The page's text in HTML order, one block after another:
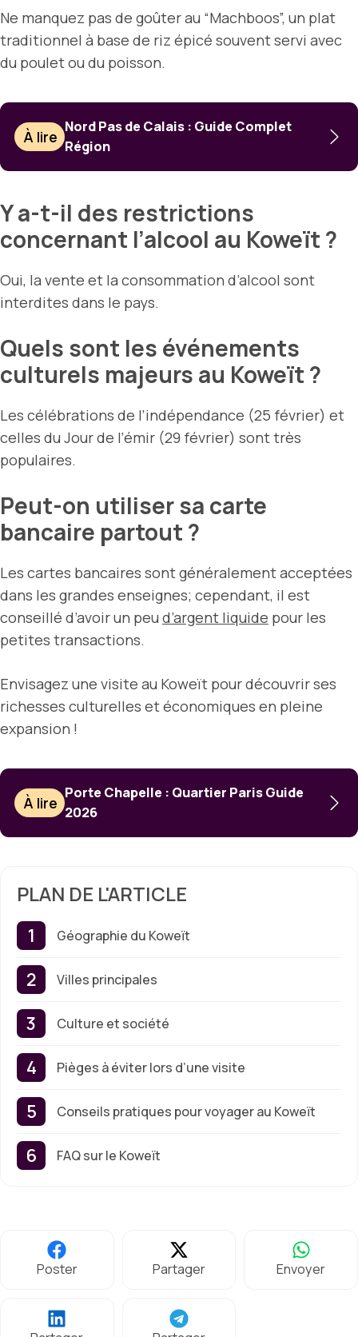
Ne manquez pas de goûter au “Machboos”, un plat
traditionnel à base de riz épicé souvent servi avec
du poulet ou du poisson.
À lire
Nord Pas de Calais : Guide Complet
Région
Y a-t-il des restrictions
concernant l’alcool au Koweït ?
Oui, la vente et la consommation d’alcool sont
interdites dans le pays.
Quels sont les événements
culturels majeurs au Koweït ?
Les célébrations de l’indépendance (25 février) et
celles du Jour de l’émir (29 février) sont très
populaires.
Peut-on utiliser sa carte
bancaire partout ?
Les cartes bancaires sont généralement acceptées
dans les grandes enseignes; cependant, il est
conseillé d’avoir un peu d’argent liquide pour les
petites transactions.
Envisagez une visite au Koweït pour découvrir ses
richesses culturelles et économiques en pleine
expansion !
À lire
Porte Chapelle : Quartier Paris Guide
2026
PLAN DE L'ARTICLE
Géographie du Koweït
Villes principales
Culture et société
Pièges à éviter lors d’une visite
Conseils pratiques pour voyager au Koweït
FAQ sur le Koweït
Poster Partager Envoyer